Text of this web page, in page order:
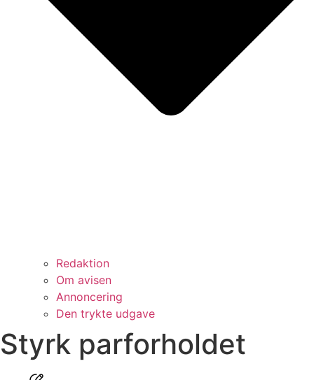
Redaktion
Om avisen
Annoncering
Den trykte udgave
Styrk parforholdet